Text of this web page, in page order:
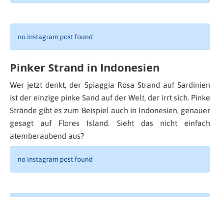
no instagram post found
Pinker Strand in Indonesien
Wer jetzt denkt, der Spiaggia Rosa Strand auf Sardinien
ist der einzige pinke Sand auf der Welt, der irrt sich. Pinke
Strände gibt es zum Beispiel auch in Indonesien, genauer
gesagt auf Flores Island. Sieht das nicht einfach
atemberaubend aus?
no instagram post found